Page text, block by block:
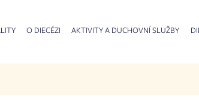
O DIECÉZI AKTIVITY A DUCHOVNÍ SLUŽBY